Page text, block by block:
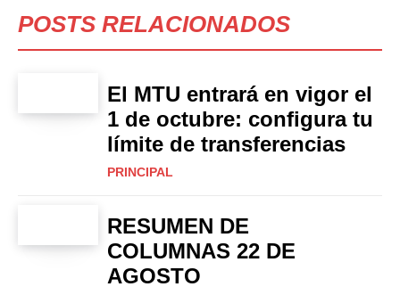
POSTS RELACIONADOS
El MTU entrará en vigor el
1 de octubre: configura tu
límite de transferencias
PRINCIPAL
RESUMEN DE
COLUMNAS 22 DE
AGOSTO